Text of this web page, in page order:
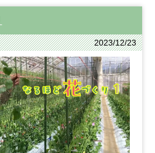
2023/12/23